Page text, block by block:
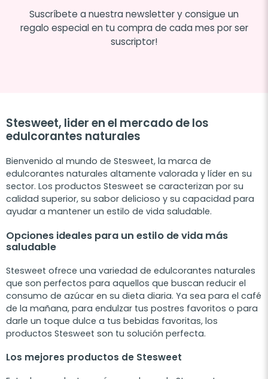
Suscríbete a nuestra newsletter y consigue un
regalo especial en tu compra de cada mes por ser
suscriptor!
Stesweet, lider en el mercado de los
edulcorantes naturales
Bienvenido al mundo de Stesweet, la marca de
edulcorantes naturales altamente valorada y líder en su
sector. Los productos Stesweet se caracterizan por su
calidad superior, su sabor delicioso y su capacidad para
ayudar a mantener un estilo de vida saludable.
Opciones ideales para un estilo de vida más
saludable
Stesweet ofrece una variedad de edulcorantes naturales
que son perfectos para aquellos que buscan reducir el
consumo de azúcar en su dieta diaria. Ya sea para el café
de la mañana, para endulzar tus postres favoritos o para
darle un toque dulce a tus bebidas favoritas, los
productos Stesweet son tu solución perfecta.
Los mejores productos de Stesweet